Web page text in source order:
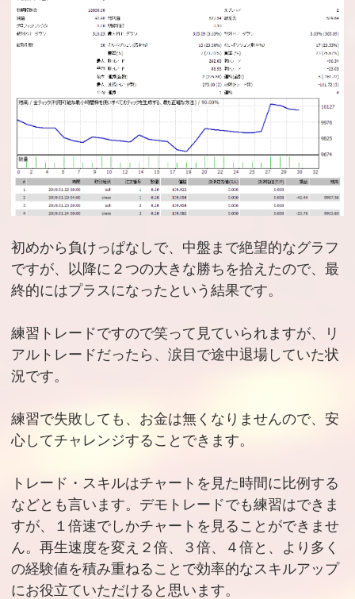
初めから負けっぱなしで、中盤まで絶望的なグラフ
ですが、以降に２つの大きな勝ちを拾えたので、最
終的にはプラスになったという結果です。
練習トレードですので笑って見ていられますが、リ
アルトレードだったら、涙目で途中退場していた状
況です。
練習で失敗しても、お金は無くなりませんので、安
心してチャレンジすることできます。
トレード・スキルはチャートを見た時間に比例する
などとも言います。デモトレードでも練習はできま
すが、１倍速でしかチャートを見ることができませ
ん。再生速度を変え２倍、３倍、４倍と、より多く
の経験値を積み重ねることで効率的なスキルアップ
にお役立ていただけると思います。